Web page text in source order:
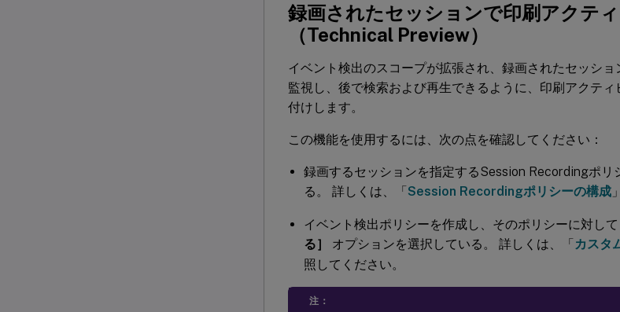
録画されたセッションで印刷アクテ
（Technical Preview）
イベント検出のスコープが拡張され、録画されたセッシ
監視し、後で検索および再生できるように、印刷アクテ
付けします。
この機能を使用するには、次の点を確認してください：
録画するセッションを指定するSession Recordingポリ
る。 詳しくは、「Session Recordingポリシーの構成
イベント検出ポリシーを作成し、そのポリシーに対して
る］
オプションを選択している。 詳しくは、「カスタ
照してください。
注：